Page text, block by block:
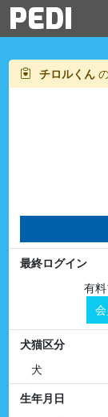
PEDI
チロルくん
最終ログイン
有
犬猫区分
犬
生年月日